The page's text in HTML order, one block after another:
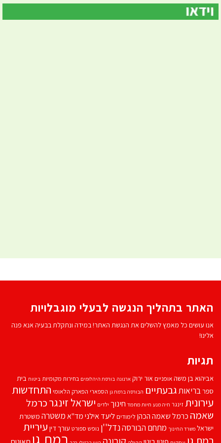
האתר בתהליך הנגשה לבעלי מוגבלויות
אנו עושים כל מאמץ להשלים את הנגשת האתר! במידה ונתקלת בבעיה אנא פנה
אלינו!
תגיות
אביהוא בן משהאופניים אור ירוק ארנונה בורסת היהלומים בחירות מקומיות ביטוח בית
ספרבריאותגבעתיים הבורסה ברמת גן הספארי הפארק הלאומי התחדשות
עירוניתזינגר חיה מנע חיות מחמד חינוך ילדים ישראל זינגרכרמל
שאמה כרמל שאמה הכהן לימודים ליעד אילנימד''אמשטרה משטרת
ישראל משרד החינוך מתחם הבורסהנדל''ן נופש ספורט עורך דין עיריית
רמת גן